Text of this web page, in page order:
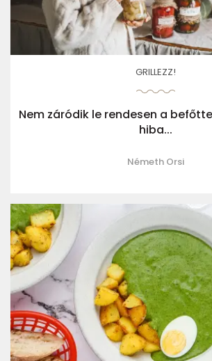
GRILLEZZ!
Nem záródik le rendesen a
hiba...
Németh Orsi